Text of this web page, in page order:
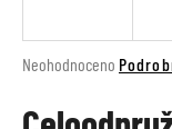
Průměrné
produktu
Neohodnoceno
j
t